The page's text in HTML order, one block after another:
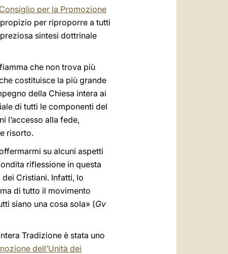
per la Promozione
per riproporre a tutti
sintesi dottrinale
che non trova più
costituisce la più grande
della Chiesa intera ai
di tutti le componenti del
l’accesso alla fede,
risorto.
su alcuni aspetti
riflessione in questa
dei Cristiani. Infatti, lo
di tutto il movimento
siano una cosa sola» (Gv
Tradizione è stata uno
dell’Unità dei